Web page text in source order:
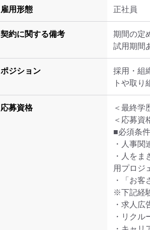
雇用形態 正社員
契約に関する備考
期間の定
試用期間
ポジション
採用・組
トや取り
応募資格
＜最終学
＜応募資
■必須条件
・人事
・人を
用プロジ
・「お
※下記経
・求人
・リク